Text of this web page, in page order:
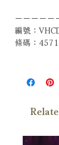
－－－－－
編號：
條碼：